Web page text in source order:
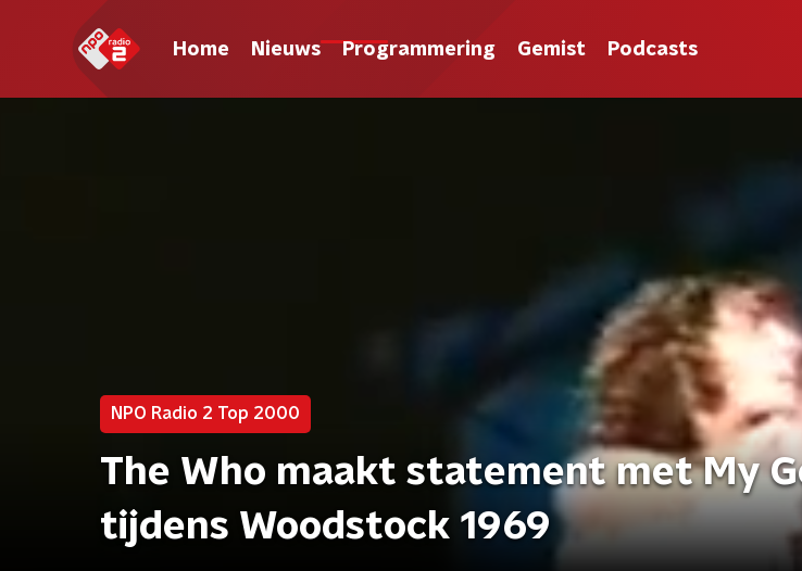
Home Nieuws Programmering Gemist Podcasts
NPO Radio 2 Top 2000
The Who maakt statement met My
tijdens Woodstock 1969